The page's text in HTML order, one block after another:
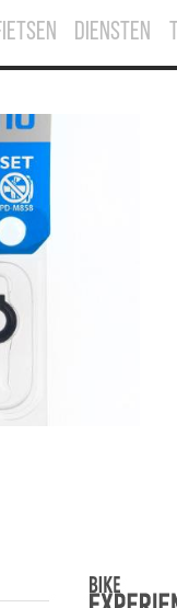
DIENSTEN